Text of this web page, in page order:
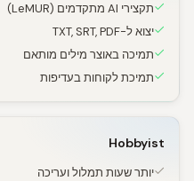
תקצירי AI מתקדמים (LeMUR)
יצוא ל-TXT, SRT, PDF
תמיכה באוצר מילים מותאם
תמיכת לקוחות בעדיפות
Hobbyist
יותר שעות תמלול ועריכה